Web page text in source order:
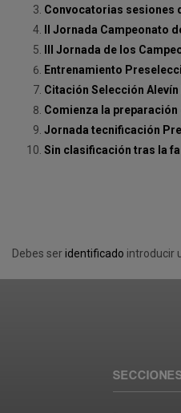
Convocatorias sesiones
II Jornada Campeonato
III Jornada de los
Entrenamiento
Citación Selección
Comienza la preparación
Jornada tecnificación
Sin clasificación tras la
Debes seridentificado introducir